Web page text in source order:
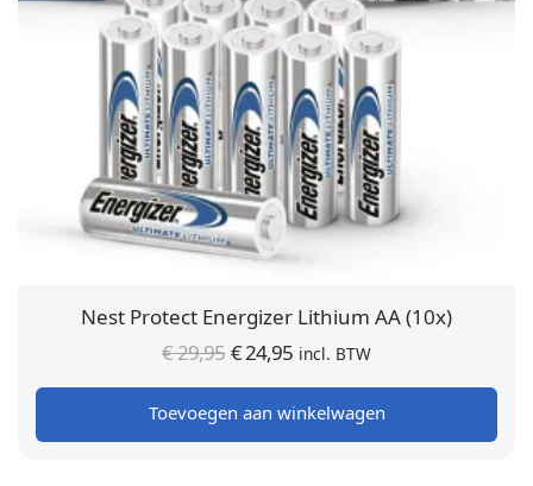
Nest Protect Energizer Lithium AA (10x)
€29,95Oorspronkelijke
prijs was:
€ 29,95.
€24,95 Huidige
prijs is:
€ 24,95.
incl. BTW
Toevoegen aan winkelwagen